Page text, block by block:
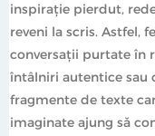
inspirație pierdut,
reveni la scris. Astfel,
conversații purtate în
întâlniri autentice sau
fragmente de texte
imaginate ajung să